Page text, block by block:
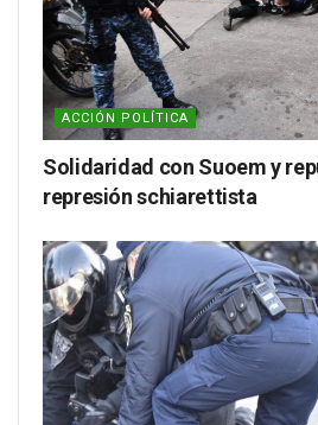
ACCIÓN POLÍTICA
Solidaridad con Suoem y
represión schiarettista